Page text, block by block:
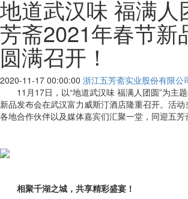
地道武汉味 福满人
芳斋2021年春节新
圆满召开！
2020-11-17 00:00:00 浙江五芳斋实业股份有限公
11月17日，以“地道武汉味 福满人团圆”为主
新品发布会在武汉富力威斯汀酒店隆重召开。活
各地合作伙伴以及媒体嘉宾们汇聚一堂，同迎五芳
相聚千湖之城，共享精彩盛宴！